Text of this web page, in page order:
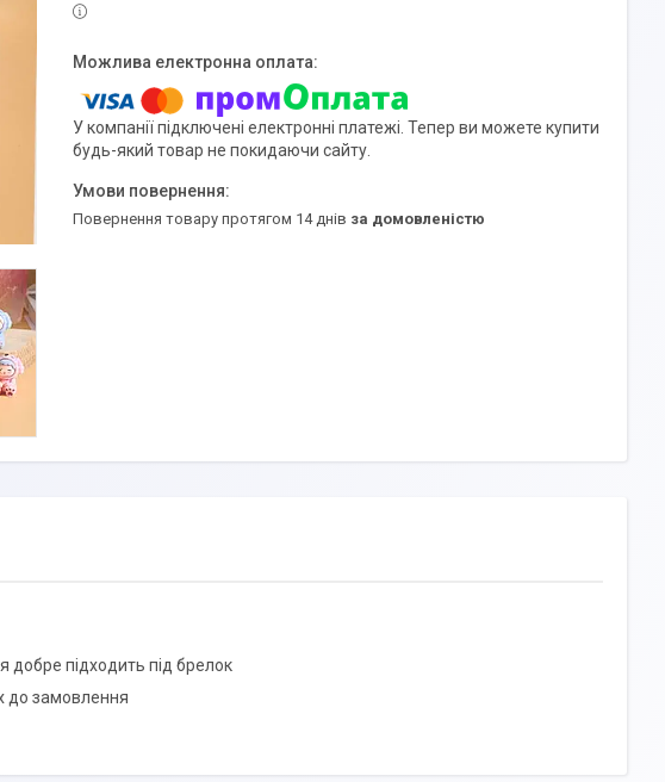
У компанії підключені електронні платежі. Тепер ви можете купити
будь-який товар не покидаючи сайту.
повернення товару протягом 14 днів за домовленістю
добре підходить під брелок
до замовлення